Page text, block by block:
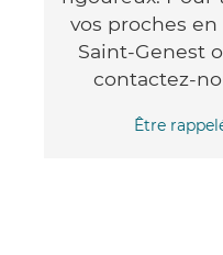
vos proches
Saint-Genest
contactez-
Être